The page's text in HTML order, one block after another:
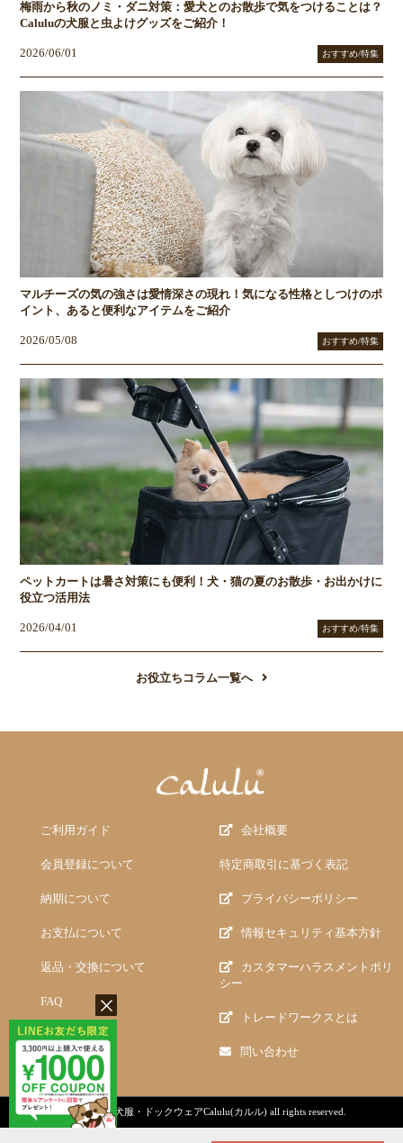
梅雨から秋のノミ・ダニ対策：愛犬とのお散歩で気をつけることは？
Caluluの犬服と虫よけグッズをご紹介！
2026/06/01 おすすめ/特集
マルチーズの気の強さは愛情深さの現れ！気になる性格としつけのポ
イント、あると便利なアイテムをご紹介
2026/05/08 おすすめ/特集
ペットカートは暑さ対策にも便利！犬・猫の夏のお散歩・お出かけに
役立つ活用法
2026/04/01 おすすめ/特集
お役立ちコラム一覧へ
ご利用ガイド
会員登録について
納期について
お支払について
返品・交換について
FAQ
会社概要
特定商取引に基づく表記
プライバシーポリシー
情報セキュリティ基本方針
カスタマーハラスメントポリ
シー
トレードワークスとは
問い合わせ
copyright (c)犬服・ドックウェアCalulu(カルル) all rights reserved.